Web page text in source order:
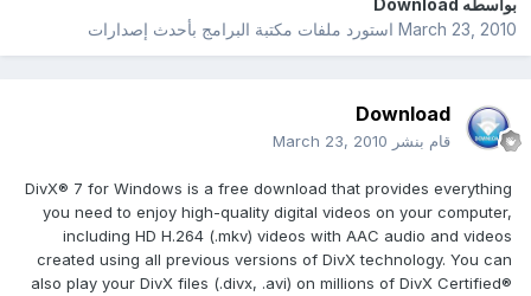
بواسطهDownload
March 23, 2010استورد ملفات مكتبة البرامج بأحدث إصدارات
Download
قام بنشر March 23, 2010
DivX® 7 for Windows is a free download that provides everything
you need to enjoy high-quality digital videos on your computer,
including HD H.264 (.mkv) videos with AAC audio and videos
created using all previous versions of DivX technology. You can
also play your DivX files (.divx, .avi) on millions of DivX Certified®